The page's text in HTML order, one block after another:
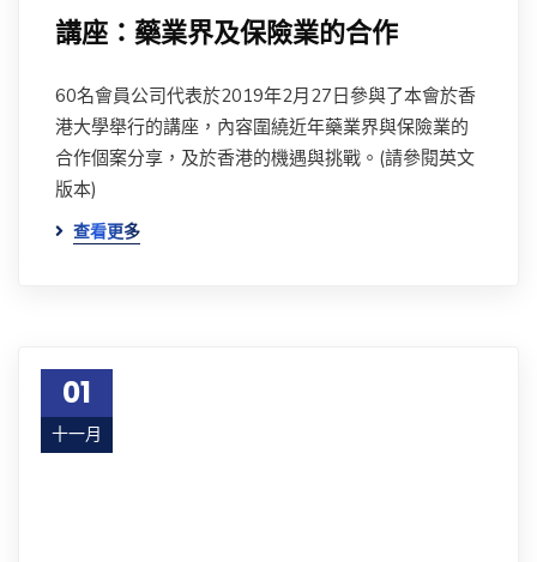
講座：藥業界及保險業的合作
60名會員公司代表於2019年2月27日參與了本會於香
港大學舉行的講座，內容圍繞近年藥業界與保險業的
合作個案分享，及於香港的機遇與挑戰。(請參閱英文
版本)
查看更多
01
十一月